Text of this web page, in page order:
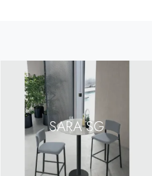
SARA SG